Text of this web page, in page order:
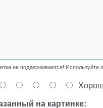
не поддерживается! Используйте
на картинке: